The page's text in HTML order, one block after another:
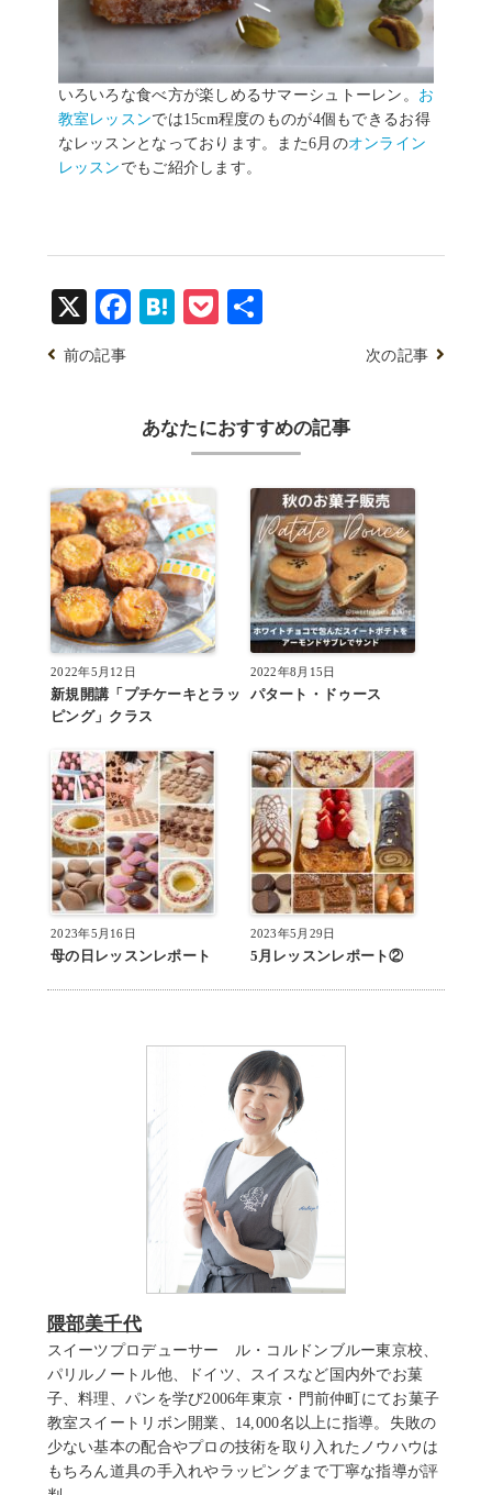
いろいろな食べ方が楽しめるサマーシュトーレン。 お
教室レッスンでは15cm程度のものが4個もできるお得
なレッスンとなっております。また6月のオンライン
レッスン でもご紹介します。
X Facebook
HatenaPocket
前の記事 次の記事
あなたにおすすめの記事
2022年5月12日
新規開講「プチケーキとラッ
ピング」クラス
2022年8月15日
パタート・ドゥース
2023年5月16日
母の日レッスンレポート
2023年5月29日
5月レッスンレポート②
隈部美千代
スイーツプロデューサー ル・コルドンブルー東京校、
パリルノートル他、ドイツ、スイスなど国内外でお菓
子、料理、パンを学び2006年東京・門前仲町にてお菓子
教室スイートリボン開業、14,000名以上に指導。失敗の
少ない基本の配合やプロの技術を取り入れたノウハウは
もちろん道具の手入れやラッピングまで丁寧な指導が評